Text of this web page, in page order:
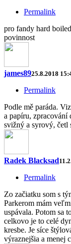
Permalink
pro fandy hard
povinnost
james8925.8.2018
Permalink
Podle mě paráda.
a papíru, zpracování
svižný a syrový, četl
Radek Blacksad
Permalink
Zo začiatku som s
Parkerom mám
uspávala. Potom sa
celkovo je to celé
kresbe. Je síce
výraznejšia a menej